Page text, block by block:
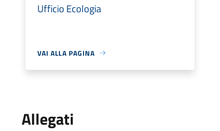
Ufficio Ecologia
VAI ALLA PAGINA
Allegati